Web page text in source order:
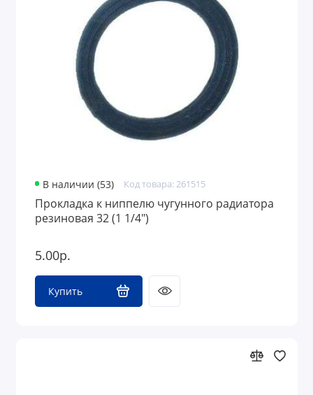
Водоотведение и канализация
Водоочистка
Вентиляция
Приборы учета
В наличии (53) Код товара: 261515
Прокладка к ниппелю чугунного радиатора
резиновая 32 (1 1/4")
5.00р.
Купить